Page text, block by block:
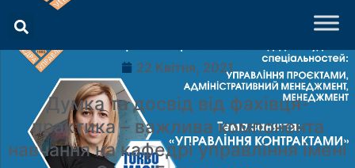
22 Квітня, 2021
Думка та досвід від фахівця-
практика – важлива компонента
навчання на кафедрі управління імені